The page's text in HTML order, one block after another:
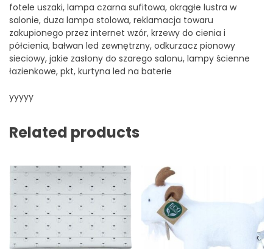
fotele uszaki, lampa czarna sufitowa, okrągłe lustra w
salonie, duza lampa stolowa, reklamacja towaru
zakupionego przez internet wzór, krzewy do cienia i
półcienia, bałwan led zewnętrzny, odkurzacz pionowy
sieciowy, jakie zasłony do szarego salonu, lampy ścienne
łazienkowe, pkt, kurtyna led na baterie
yyyyy
Related products